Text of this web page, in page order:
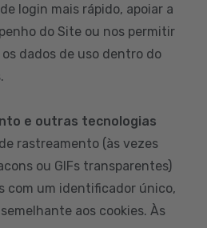
login mais rápido, apoiar a
do Site ou nos permitir
dados de uso dentro do
e outras tecnologias
rastreamento (às vezes
ou GIFs transparentes)
com um identificador único,
aos cookies. Às